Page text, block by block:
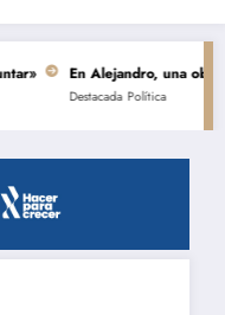
En Alejandro, una obra de $
Política